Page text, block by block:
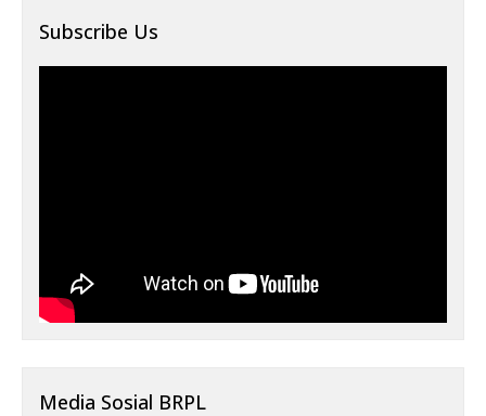
Subscribe Us
Media Sosial BRPL